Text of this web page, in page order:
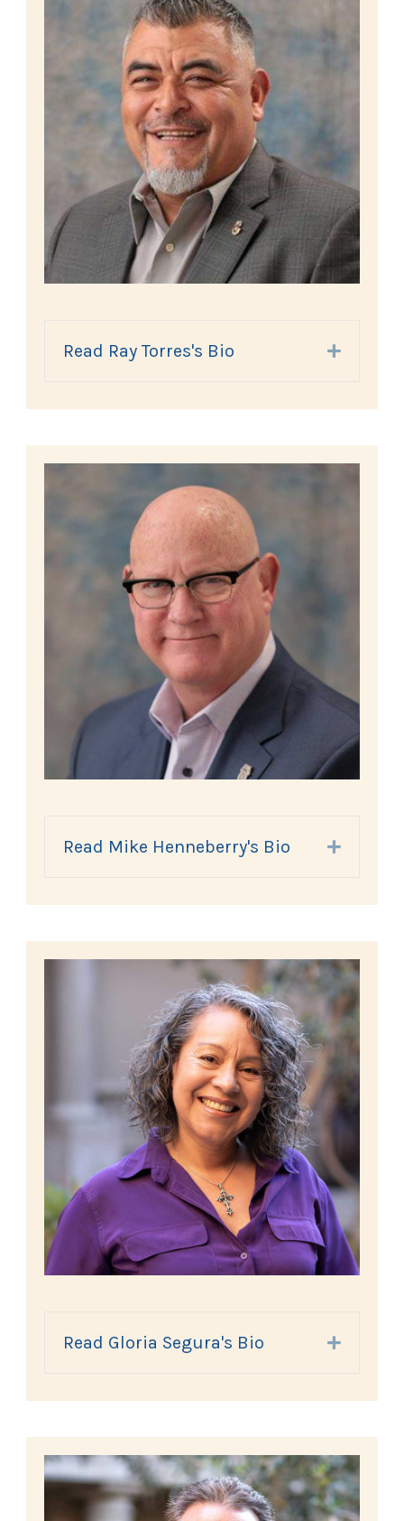
Read Ray Torres's Bio Expand
Read Mike Henneberry's Bio Expand
Read Gloria Segura's Bio Expand